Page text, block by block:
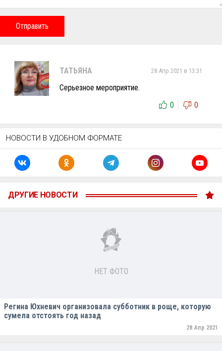
Отправить
ТАТЬЯНА 28 Апр 2021 в 13:31
Серьезное мероприятие.
0
0
НОВОСТИ В УДОБНОМ ФОРМАТЕ
ДРУГИЕ НОВОСТИ
НЕТ ФОТО
Регина Юхневич организовала субботник в роще, которую
сумела отстоять год назад
28 Апр 2021